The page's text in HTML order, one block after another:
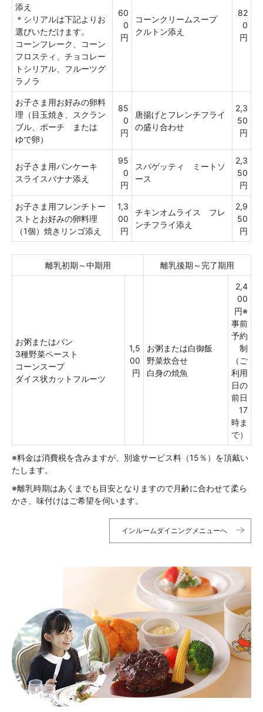
添え
＊シリアルは下記よりお
選びいただけます。
コーンフレーク、コーン
フロスティ、チョコレー
トシリアル、フルーツグ
ラノラ
60
0
円
コーンクリームスープ
クルトン添え
82
0
円
お子さま用お好みの卵料
理（目玉焼き、スクラン
ブル、ポーチ または
ゆで卵）
85
0
円
唐揚げとフレンチフライ
の盛り合わせ
2,3
50
円
お子さま用パンケーキ
スライスバナナ添え
95
0
円
スパゲッティ ミートソ
ース
2,3
50
円
お子さま用フレンチトー
ストとお好みの卵料理
（1個）焼きリンゴ添え
1,3
00
円
チキンオムライス フレ
ンチフライ添え
2,9
50
円
離乳初期～中期用 離乳後期～完了期用
お粥またはパン
3種野菜ペースト
コーンスープ
ダイス状カットフルーツ
1,5
00
円
お粥または白御飯
野菜炊合せ
白身の焼魚
2,4
00
円※
事前
予約
制
（ご
利用
日の
前日
17
時ま
で）
※料金は消費税を含みますが、別途サービス料（15％）を頂戴い
たします。
※離乳時期はあくまでも目安となりますので月齢に合わせて柔ら
かさ、味付けはご希望を伺います。
インルームダイニングメニューへ